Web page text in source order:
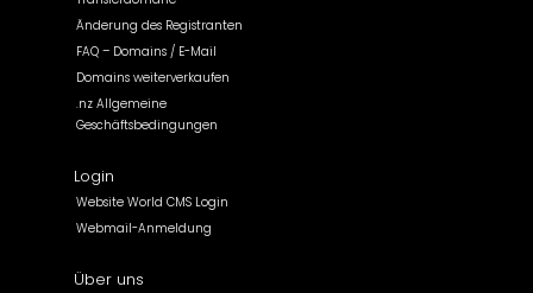
Änderung des Registranten
FAQ – Domains / E-Mail
Domains weiterverkaufen
.nz Allgemeine
Geschäftsbedingungen
Login
Website World CMS Login
Webmail-Anmeldung
Über uns